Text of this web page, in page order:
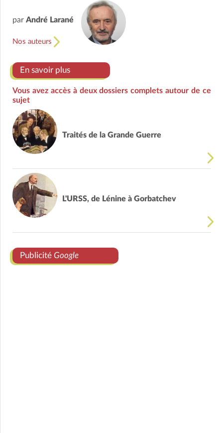
par André Larané
Nos auteurs
En savoir plus
Vous avez accès à deux dossiers complets autour de ce
sujet
Traités de la Grande Guerre
L'URSS, de Lénine à Gorbatchev
Publicité Google